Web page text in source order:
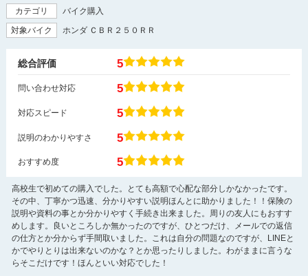
カテゴリ
バイク購入
対象バイク
ホンダ ＣＢＲ２５０ＲＲ
総合評価 5
問い合わせ対応 5
対応スピード 5
説明のわかりやすさ 5
おすすめ度 5
高校生で初めての購入でした。とても高額で心配な部分しかなかったです。
その中、丁寧かつ迅速、分かりやすい説明ほんとに助かりました！！保険の
説明や資料の事とか分かりやすく手続き出来ました。周りの友人にもおすす
めします。良いところしか無かったのですが、ひとつだけ、メールでの返信
の仕方とか分からず手間取いました。これは自分の問題なのですが、LINEと
かでやりとりは出来ないのかな？とか思ったりしました。わがままに言うな
らそこだけです！ほんといい対応でした！